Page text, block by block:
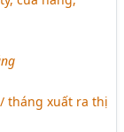
tháng xuất ra thị